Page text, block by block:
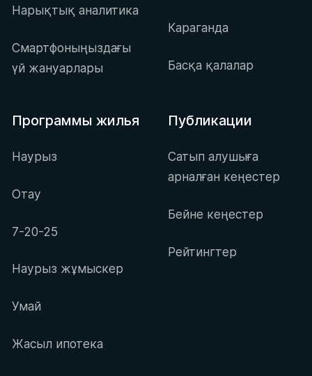
Нарықтық аналитика
Смартфоныңыздағы
үй жануарлары
Караганда
Басқа қалалар
Программы жилья
Наурыз
Отау
7-20-25
Наурыз жұмыскер
Умай
Жасыл ипотека
Публикации
Сатып алушыға
арналған кеңестер
Бейне кеңестер
Рейтингтер